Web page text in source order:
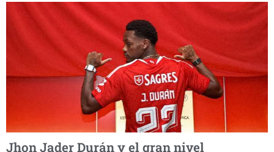
Jhon Jader Durán y el gran nivel